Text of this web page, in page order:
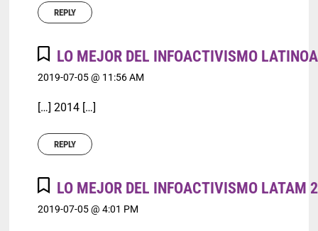
REPLY
LO MEJOR DEL INFOACTIVISMO
2019-07-05 @ 11:56 AM
[…] 2014 […]
REPLY
LO MEJOR DEL INFOACTIVISMO LATAM
2019-07-05 @ 4:01 PM